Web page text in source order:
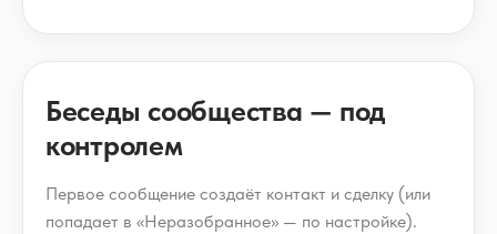
Беседы сообщества — под
контролем
Первое сообщение создаёт контакт и сделку (или
попадает в «Неразобранное» — по настройке).